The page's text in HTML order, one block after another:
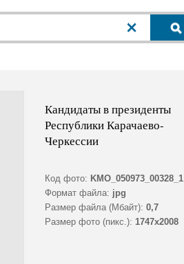
Кандидаты в президенты
Республики Карачаево-
Черкессии
Код фото: KMO_050973_00328_1
Формат файла: jpg
Размер файла (Мбайт): 0,7
Размер фото (пикс.): 1747x2008